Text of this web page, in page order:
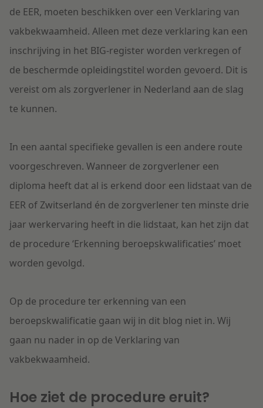
de EER, moeten beschikken over een Verklaring van
vakbekwaamheid. Alleen met deze verklaring kan een
inschrijving in het BIG-register worden verkregen of
de beschermde opleidingstitel worden gevoerd. Dit is
vereist om als zorgverlener in Nederland aan de slag
te kunnen.
In een aantal specifieke gevallen is een andere route
voorgeschreven. Wanneer de zorgverlener een
diploma heeft dat al is erkend door een lidstaat van de
EER of Zwitserland én de zorgverlener ten minste drie
jaar werkervaring heeft in die lidstaat, kan het zijn dat
de procedure ‘Erkenning beroepskwalificaties’ moet
worden gevolgd.
Op de procedure ter erkenning van een
beroepskwalificatie gaan wij in dit blog niet in. Wij
gaan nu nader in op de Verklaring van
vakbekwaamheid.
Hoe ziet de procedure eruit?